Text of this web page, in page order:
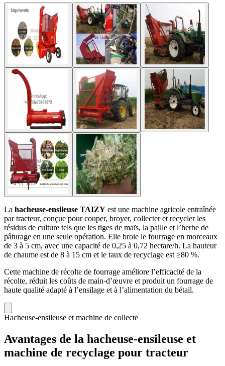
La hacheuse-ensileuse TAIZY est une machine agricole entraînée
par tracteur, conçue pour couper, broyer, collecter et recycler les
résidus de culture tels que les tiges de maïs, la paille et l’herbe de
pâturage en une seule opération. Elle broie le fourrage en morceaux
de 3 à 5 cm, avec une capacité de 0,25 à 0,72 hectare/h. La hauteur
de chaume est de 8 à 15 cm et le taux de recyclage est ≥80 %.
Cette machine de récolte de fourrage améliore l’efficacité de la
récolte, réduit les coûts de main-d’œuvre et produit un fourrage de
haute qualité adapté à l’ensilage et à l’alimentation du bétail.
Hacheuse-ensileuse et machine de collecte
Avantages de la hacheuse-ensileuse et
machine de recyclage pour tracteur